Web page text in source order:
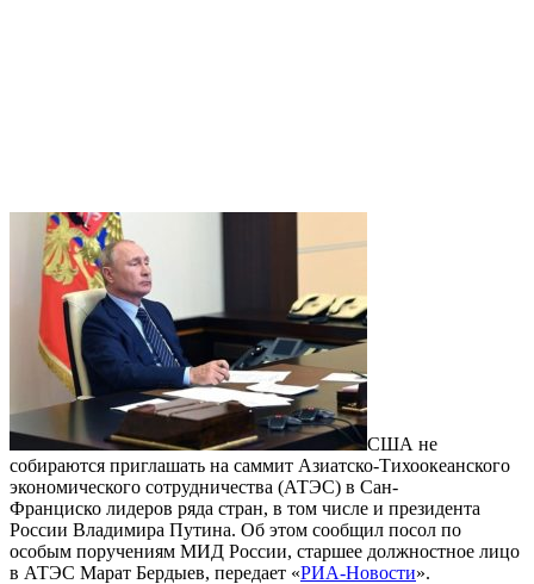
США не
собираются приглашать на саммит Азиатско-Тихоокеанского
экономического сотрудничества (АТЭС) в Сан-
Франциско лидеров ряда стран, в том числе и президента
России Владимира Путина. Об этом сообщил посол по
особым поручениям МИД России, старшее должностное лицо
в АТЭС Марат Бердыев, передает «РИА-Новости».